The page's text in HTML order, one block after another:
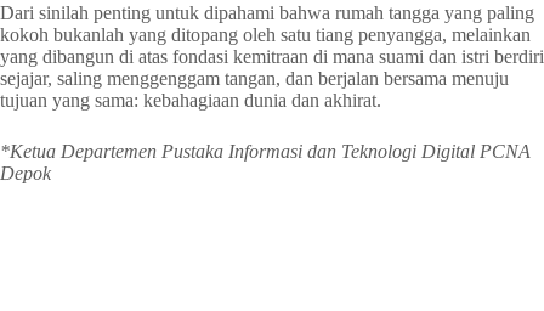
Dari sinilah penting untuk dipahami bahwa rumah tangga yang paling
kokoh bukanlah yang ditopang oleh satu tiang penyangga, melainkan
yang dibangun di atas fondasi kemitraan di mana suami dan istri berdiri
sejajar, saling menggenggam tangan, dan berjalan bersama menuju
tujuan yang sama: kebahagiaan dunia dan akhirat.
*Ketua Departemen Pustaka Informasi dan Teknologi Digital PCNA
Depok